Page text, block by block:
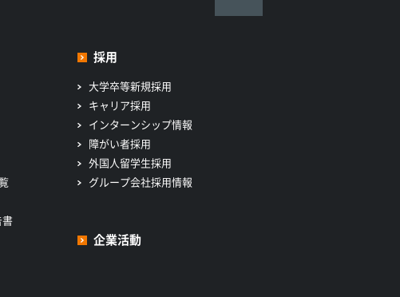
採用
大学卒等新規採用
キャリア採用
インターンシップ情報
障がい者採用
外国人留学生採用
グループ会社採用情報
企業活動